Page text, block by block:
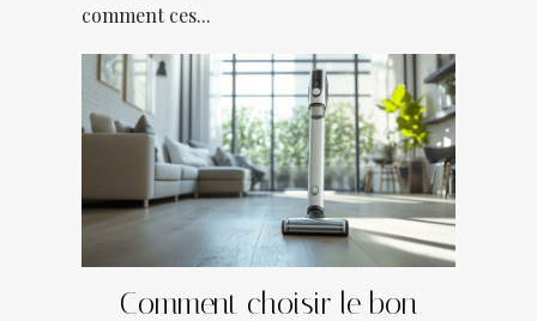
comment ces...
Comment choisir le bon